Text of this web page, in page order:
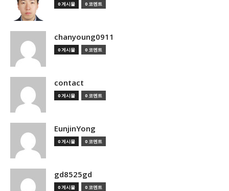
0 게시물 0 코멘트
chanyoung0911
0 게시물 0 코멘트
contact
0 게시물 0 코멘트
EunjinYong
0 게시물 0 코멘트
gd8525gd
0 게시물 0 코멘트